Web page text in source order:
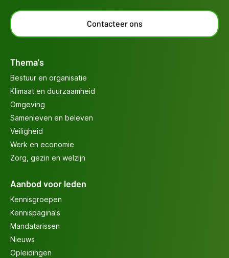
Contacteer ons
Thema's
Bestuur en organisatie
Klimaat en duurzaamheid
Omgeving
Samenleven en beleven
Veiligheid
Werk en economie
Zorg, gezin en welzijn
Aanbod voor leden
Kennisgroepen
Kennispagina's
Mandatarissen
Nieuws
Opleidingen